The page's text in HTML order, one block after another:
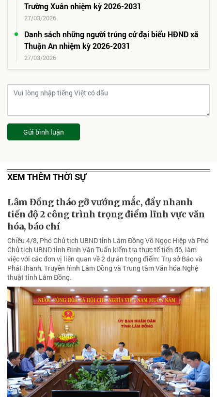
Trường Xuân nhiệm kỳ 2026-2031
27/03/2026
Danh sách những người trúng cử đại biểu HĐND xã
Thuận An nhiệm kỳ 2026-2031
27/03/2026
Gửi bình luận
XEM THÊM THỜI SỰ
Lâm Đồng tháo gỡ vướng mắc, đẩy nhanh
tiến độ 2 công trình trọng điểm lĩnh vực văn
hóa, báo chí
Chiều 4/8, Phó Chủ tịch UBND tỉnh Lâm Đồng Võ Ngọc Hiệp và Phó
Chủ tịch UBND tỉnh Đinh Văn Tuấn kiểm tra thực tế tiến độ, làm
việc với các đơn vị liên quan về 2 dự án trọng điểm: Trụ sở Báo và
Phát thanh, Truyền hình Lâm Đồng và Trung tâm Văn hóa Nghệ
thuật tỉnh Lâm Đồng.